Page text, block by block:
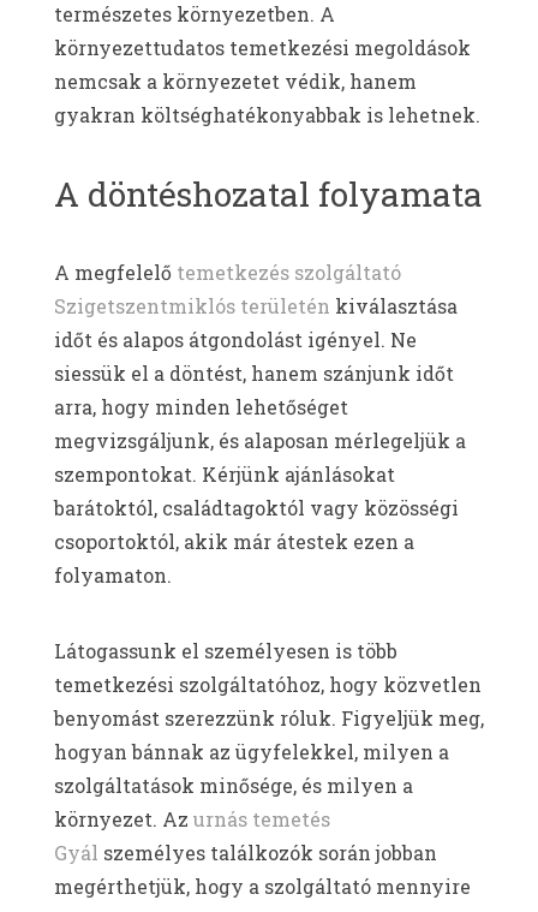
természetes környezetben. A
környezettudatos temetkezési megoldások
nemcsak a környezetet védik, hanem
gyakran költséghatékonyabbak is lehetnek.
A döntéshozatal folyamata
A megfelelő temetkezés szolgáltató
Szigetszentmiklós területén kiválasztása
időt és alapos átgondolást igényel. Ne
siessük el a döntést, hanem szánjunk időt
arra, hogy minden lehetőséget
megvizsgáljunk, és alaposan mérlegeljük a
szempontokat. Kérjünk ajánlásokat
barátoktól, családtagoktól vagy közösségi
csoportoktól, akik már átestek ezen a
folyamaton.
Látogassunk el személyesen is több
temetkezési szolgáltatóhoz, hogy közvetlen
benyomást szerezzünk róluk. Figyeljük meg,
hogyan bánnak az ügyfelekkel, milyen a
szolgáltatások minősége, és milyen a
környezet. Az urnás temetés
Gyál személyes találkozók során jobban
megérthetjük, hogy a szolgáltató mennyire